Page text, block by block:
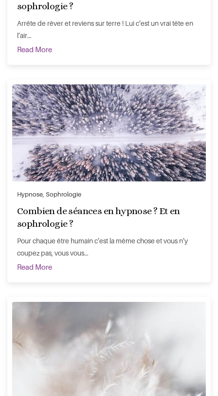
sophrologie ?
Arrête de rêver et reviens sur terre ! Lui c’est un vrai tête en
l’air…
Read More
Hypnose, Sophrologie
Combien de séances en hypnose ? Et en
sophrologie ?
Pour chaque être humain c’est la même chose et vous n’y
coupez pas, vous vous…
Read More